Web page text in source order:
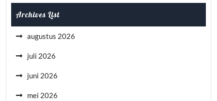
Archives List
augustus 2026
juli 2026
juni 2026
mei 2026